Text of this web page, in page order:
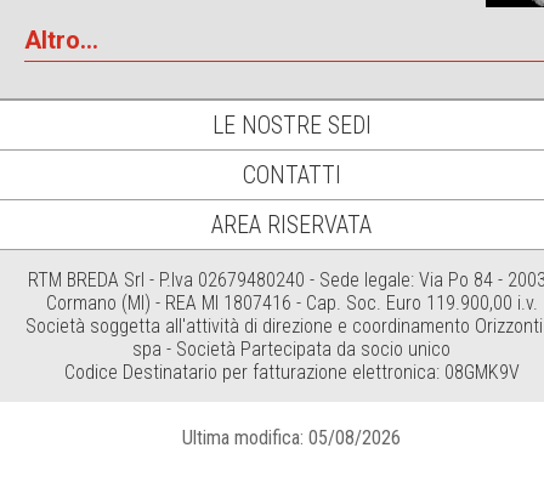
Altro...
LE NOSTRE SEDI
CONTATTI
AREA RISERVATA
RTM BREDA Srl - P.Iva 02679480240 - Sede legale: Via Po 84 -
Cormano (MI) - REA MI 1807416 - Cap. Soc. Euro 119.900,00 i.v.
Società soggetta all'attività di direzione e coordinamento
spa - Società Partecipata da socio unico
Codice Destinatario per fatturazione elettronica: 08GMK9V
Ultima modifica: 05/08/2026